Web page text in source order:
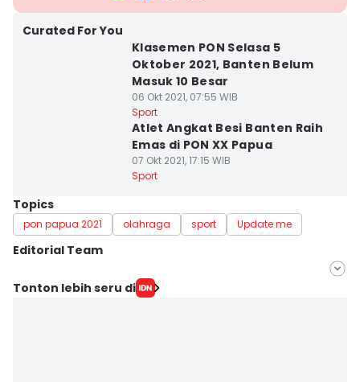
Curated For You
Klasemen PON Selasa 5
Oktober 2021, Banten Belum
Masuk 10 Besar
06 Okt 2021, 07:55 WIB
Sport
Atlet Angkat Besi Banten Raih
Emas di PON XX Papua
07 Okt 2021, 17:15 WIB
Sport
Topics
pon papua 2021 olahraga sport Update me
Editorial Team
Editor
Tonton lebih seru di